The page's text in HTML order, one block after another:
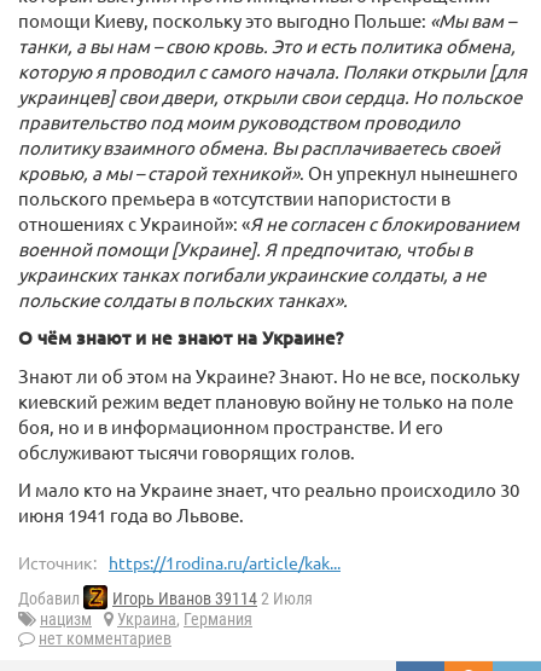
помощи Киеву, поскольку это выгодно Польше: «Мы вам –
танки, а вы нам – свою кровь. Это и есть политика обмена,
которую я проводил с самого начала. Поляки открыли [для
украинцев] свои двери, открыли свои сердца. Но польское
правительство под моим руководством проводило
политику взаимного обмена. Вы расплачиваетесь своей
кровью, а мы – старой техникой». Он упрекнул нынешнего
польского премьера в «отсутствии напористости в
отношениях с Украиной»: «Я не согласен с блокированием
военной помощи [Украине]. Я предпочитаю, чтобы в
украинских танках погибали украинские солдаты, а не
польские солдаты в польских танках».
О чём знают и не знают на Украине?
Знают ли об этом на Украине? Знают. Но не все, поскольку
киевский режим ведет плановую войну не только на поле
боя, но и в информационном пространстве. И его
обслуживают тысячи говорящих голов.
И мало кто на Украине знает, что реально происходило 30
июня 1941 года во Львове.
Источник: https://1rodina.ru/article/kak...
Добавил Игорь Иванов 391142 Июля
нацизм
Украина, Германия
нет комментариев